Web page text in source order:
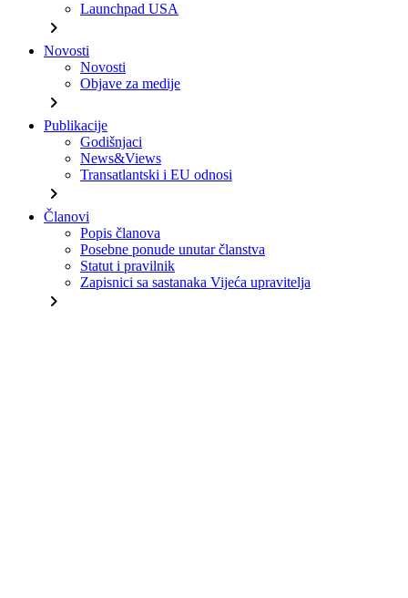
Launchpad USA
chevron_right
Novosti
Novosti
Objave za medije
chevron_right
Publikacije
Godišnjaci
News&Views
Transatlantski i EU odnosi
chevron_right
Članovi
Popis članova
Posebne ponude unutar članstva
Statut i pravilnik
Zapisnici sa sastanaka Vijeća upravitelja
chevron_right